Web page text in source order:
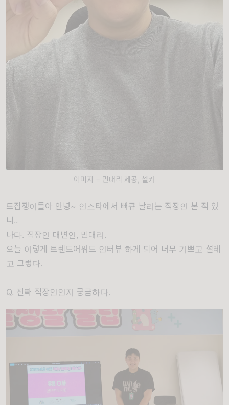
이미지 = 민대리 제공, 셀카
트집쟁이들아 안녕~ 인스타에서 뻐큐 날리는 직장인 본 적 있
니..
나다. 직장인 대변인, 민대리.
오늘 이렇게 트렌드어워드 인터뷰 하게 되어 너무 기쁘고 설레
고 그렇다.
Q. 진짜 직장인인지 궁금하다.